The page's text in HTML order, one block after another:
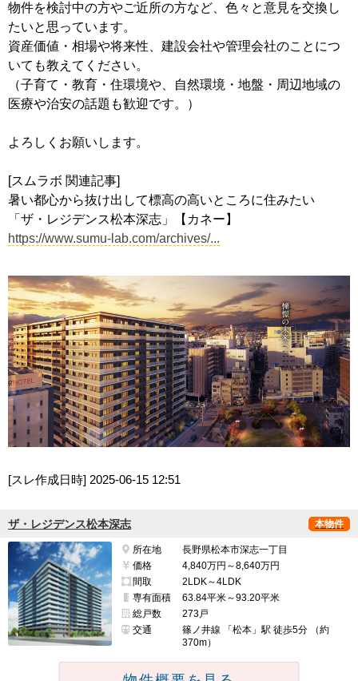
物件を検討中の方やご近所の方など、色々と意見を交換し
たいと思っています。
資産価値・相場や将来性、建設会社や管理会社のことにつ
いても教えてください。
（子育て・教育・住環境や、自然環境・地盤・周辺地域の
医療や治安の話題も歓迎です。）
よろしくお願いします。
[スムラボ 関連記事]
暑い都心から抜け出して標高の高いところに住みたい
「ザ・レジデンス松本深志」【カネー】
https://www.sumu-lab.com/archives/...
[スレ作成日時] 2025-06-15 12:51
ザ・レジデンス松本深志 本物件
所在地
長野県松本市深志一丁目
価格
4,840万円～8,640万円
間取
2LDK～4LDK
専有面積
63.84平米～93.20平米
総戸数
273戸
交通
篠ノ井線 「松本」駅 徒歩5分 （約
370m）